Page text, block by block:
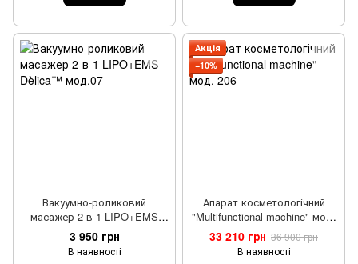
Вакуумно-роликовий
масажер 2-в-1 LIPO+EMS
Dèlica™ мод.07
3 950 грн
В наявності
Акція
−10%
Апарат косметологічний
"Multifunctional machine" мод.
206
33 210 грн 36 900 грн
В наявності